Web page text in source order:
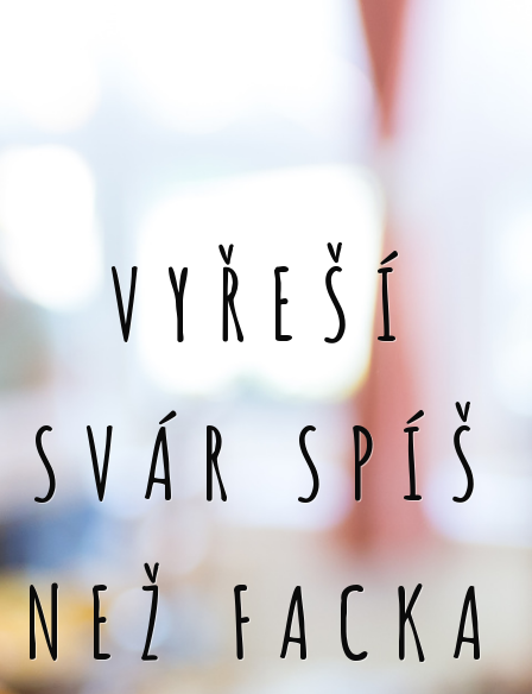
VYŘEŠÍ
SVÁR SPÍŠ
NEŽ FACKA